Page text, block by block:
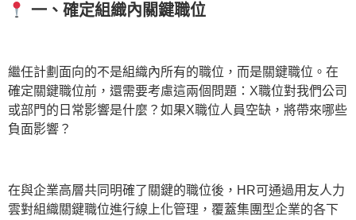
一、 確定組織內關鍵職位
繼任計劃面向的不是組織內所有的職位，而是關鍵職位。在
確定關鍵職位前，還需要考慮這兩個問題：X職位對我們公司
或部門的日常影響是什麼？如果X職位人員空缺，將帶來哪些
負面影響？
在與企業高層共同明確了關鍵的職位後，HR可通過用友人力
雲對組織關鍵職位進行線上化管理，覆蓋集團型企業的各下